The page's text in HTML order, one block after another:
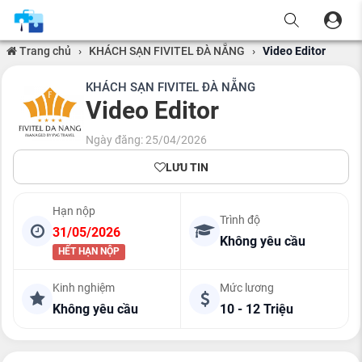
Trang chủ › KHÁCH SẠN FIVITEL ĐÀ NẴNG › Video Editor
KHÁCH SẠN FIVITEL ĐÀ NẴNG
Video Editor
Ngày đăng: 25/04/2026
LƯU TIN
Hạn nộp
31/05/2026
HẾT HẠN NỘP
Trình độ
Không yêu cầu
Kinh nghiệm
Không yêu cầu
Mức lương
10 - 12 Triệu